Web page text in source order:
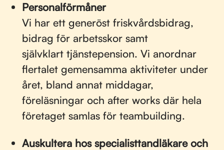
Personalförmåner
Vi har ett generöst friskvårdsbidrag,
bidrag för arbetsskor samt
självklart tjänstepension. Vi anordnar
flertalet gemensamma aktiviteter under
året, bland annat middagar,
föreläsningar och after works där hela
företaget samlas för teambuilding.
Auskultera hos specialisttandläkare och